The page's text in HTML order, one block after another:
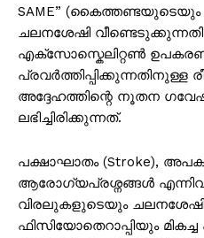
SAME”
ചലനശേഷി
എക്സോസ്കെലിറ്റൺ
പ്രവർത്തിപ്പിക്കുന്നതിനുള്ള
അദ്ദേഹത്തിന്റെ നൂതന
ലഭിച്ചിരിക്കുന്നത്.
പക്ഷാഘാതം (Stroke),
ആരോഗ്യപ്രശ്നങ്ങൾ
വിരലുകളുടെയും ചലനശേഷി
ഫിസിയോതെറാപ്പിയും